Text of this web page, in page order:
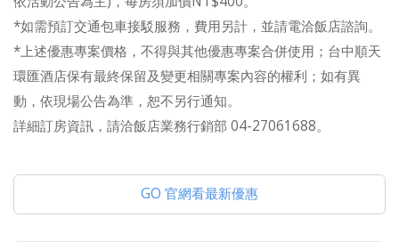
*如需預訂交通包車接駁服務，費用另計，並請電洽飯店諮詢。
*上述優惠專案價格，不得與其他優惠專案合併使用；台中順天
環匯酒店保有最終保留及變更相關專案內容的權利；如有異
動，依現場公告為準，恕不另行通知。
詳細訂房資訊，請洽飯店業務行銷部 04-27061688。
GO 官網看最新優惠